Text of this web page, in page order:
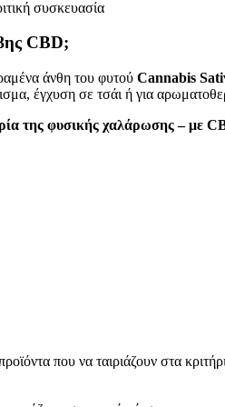
συσκευασία
CBD;
άνθη του φυτού Cannabis
έγχυση σε τσάι ή για
της φυσικής χαλάρωσης – με
που να ταιριάζουν στα